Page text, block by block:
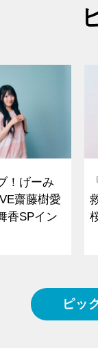
！げーみ
齋藤樹愛
香SPイン
ピッ